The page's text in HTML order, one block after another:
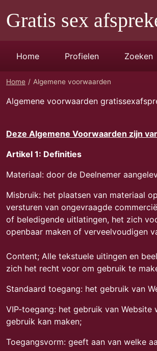
Gratis sex
Home Profielen Zoeken
Home Algemene voorwaarden
Algemene voorwaarden
Deze Algemene Voorwaarden zijn
Artikel 1: Definities
Materiaal: door de Deelnemer
Misbruik: het plaatsen van materiaal
versturen van ongevraagde
of beledigende uitlatingen, het zich
openbaar maken of verveelvoudigen
Content; Alle tekstuele uitingen en
zich het recht voor om gebruik te
Standaard toegang: het gebruik van
VIP-toegang: het gebruik van
gebruik kan maken;
Toegangsvorm: geeft aan van welke